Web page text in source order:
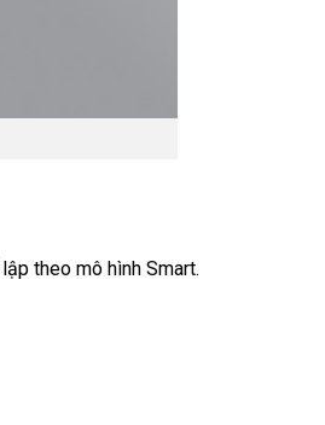
theo mô hình Smart.